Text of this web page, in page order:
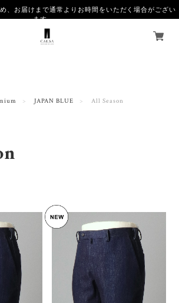
、お届けまで通常よりお時間をいただく場合がござい
ます。
JAPAN BLUE All Season